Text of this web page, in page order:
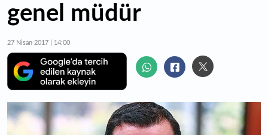
genel müdür
27 Nisan 2017 | 14:00